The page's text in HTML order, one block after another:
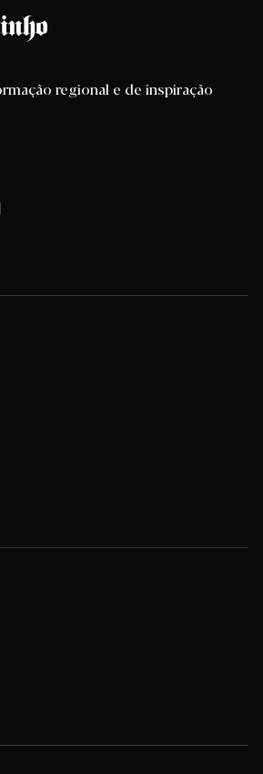
regional e de inspiração